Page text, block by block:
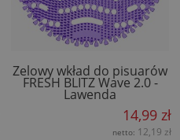
Żelowy wkład do pisuarów
FRESH BLITZ Wave 2.0 -
Lawenda
14,99 zł
netto: 12,19 zł